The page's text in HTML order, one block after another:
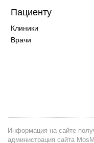
Пациенту
Клиники
Врачи
Информация на сайте
администрация сайта